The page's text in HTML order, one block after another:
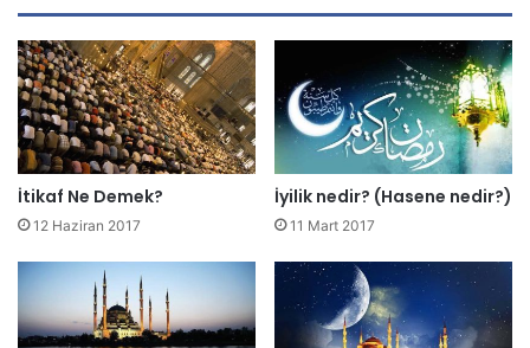
d
r
e
s
i
n
i
z
g
i
i
n
İtikaf Ne Demek?
12 Haziran 2017
İyilik nedir? (Hasene nedir?)
11 Mart 2017